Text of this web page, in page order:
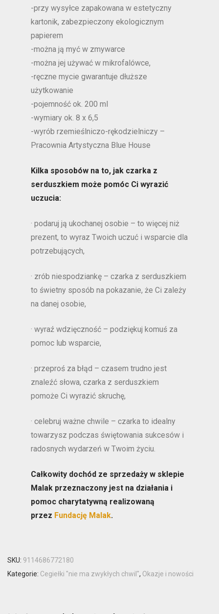
-przy wysyłce zapakowana w estetyczny
kartonik, zabezpieczony ekologicznym
papierem
-można ją myć w zmywarce
-można jej używać w mikrofalówce,
-ręczne mycie gwarantuje dłuższe
użytkowanie
-pojemność ok. 200 ml
-wymiary ok. 8 x 6,5
-wyrób rzemieślniczo-rękodzielniczy –
Pracownia Artystyczna Blue House
Kilka sposobów na to, jak czarka z
serduszkiem może pomóc Ci wyrazić
uczucia:
· podaruj ją ukochanej osobie – to więcej niż
prezent, to wyraz Twoich uczuć i wsparcie dla
potrzebujących,
· zrób niespodziankę – czarka z serduszkiem
to świetny sposób na pokazanie, że Ci zależy
na danej osobie,
· wyraź wdzięczność – podziękuj komuś za
pomoc lub wsparcie,
· przeproś za błąd – czasem trudno jest
znaleźć słowa, czarka z serduszkiem
pomoże Ci wyrazić skruchę,
· celebruj ważne chwile – czarka to idealny
towarzysz podczas świętowania sukcesów i
radosnych wydarzeń w Twoim życiu.
Całkowity dochód ze sprzedaży w sklepie
Malak przeznaczony jest na działania i
pomoc charytatywną realizowaną
przez Fundację Malak.
SKU: 9114686772180
Kategorie: Cegiełki "nie ma zwykłych chwil", Okazje i nowości